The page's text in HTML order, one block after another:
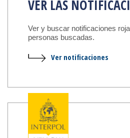
VER LAS
Ver y buscar notificaciones
personas buscadas.
Ver notificaciones